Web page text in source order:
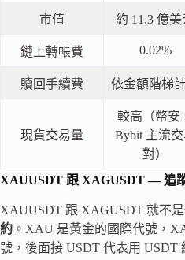
市值 約 11.3 億美
鏈上轉帳費 0.02%
贖回手續費 依金額階梯
現貨交易量
較高（幣安
Bybit 主流
對）
XAUUSDT 跟 XAGUSDT — 追
XAUUSDT 跟 XAGUSDT 就不
約 。XAU 是黃金的國際代號，
號，後面接 USDT 代表用 USDT